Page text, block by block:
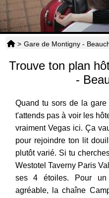
> Gare de Montigny -
Trouve ton plan
-
Quand tu sors de la
t'attends pas à voir les
vraiment Vegas ici. Ça
pour rejoindre ton lit
plutôt varié. Si tu
Westotel Taverny Paris
ses 4 étoiles. Pour
agréable, la chaîne